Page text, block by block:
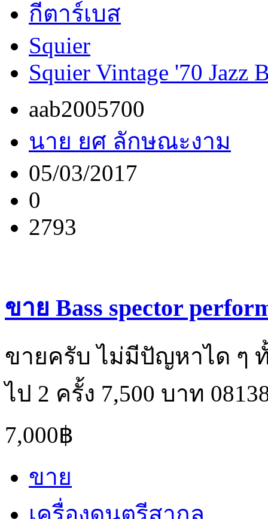
กีตาร์เบส
Squier
Squier Vintage '70 Jazz
aab2005700
นาย ยศ ลักษณะงาม
05/03/2017
0
2793
ขาย Bass spector
ขายครับ ไม่มีปัญหาได ๆ
ไป 2 ครั้ง 7,500 บาท
7,000฿
ขาย